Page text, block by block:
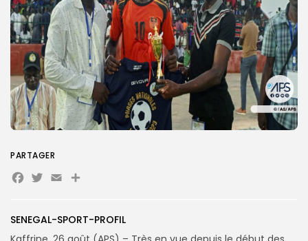
Search
for:
SENEGAL-SPORT-PROFIL
PARTAGER
Facebook
Twitter
EmailPartager